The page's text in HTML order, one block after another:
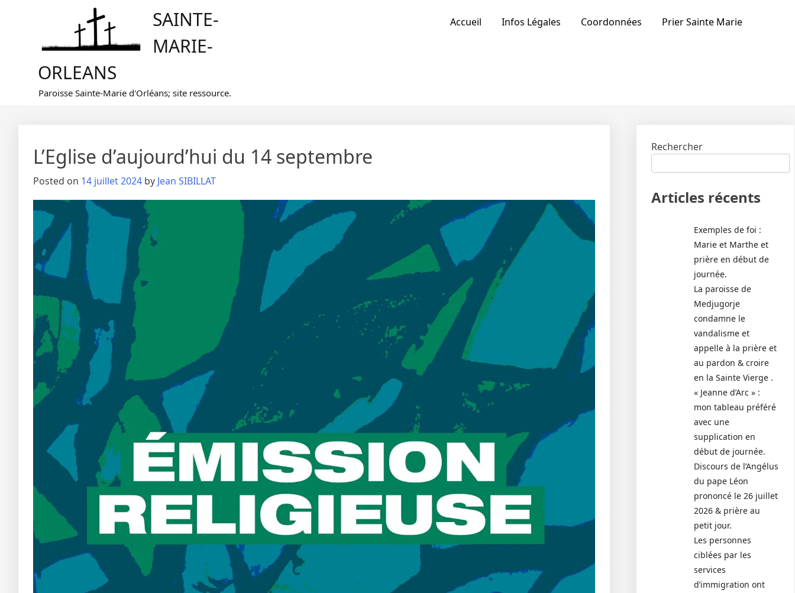
SAINTE-
MARIE-
ORLEANS
Paroisse Sainte-Marie d'Orléans; site ressource.
Accueil Infos Légales Coordonnées Prier Sainte Marie
L’Eglise d’aujourd’hui du 14 septembre
Posted on 14 juillet 2024 by Jean SIBILLAT
Rechercher
Articles récents
Exemples de foi :
Marie et Marthe et
prière en début de
journée.
La paroisse de
Medjugorje
condamne le
vandalisme et
appelle à la prière et
au pardon & croire
en la Sainte Vierge .
« Jeanne d’Arc » :
mon tableau préféré
avec une
supplication en
début de journée.
Discours de l’Angélus
du pape Léon
prononcé le 26 juillet
2026 & prière au
petit jour.
Les personnes
ciblées par les
services
d’immigration ont